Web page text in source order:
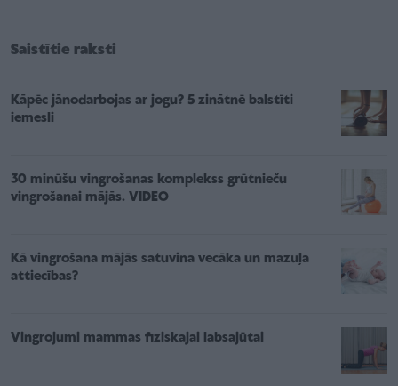
Saistītie raksti
Kāpēc jānodarbojas ar jogu? 5 zinātnē balstīti
iemesli
30 minūšu vingrošanas komplekss grūtnieču
vingrošanai mājās. VIDEO
Kā vingrošana mājās satuvina vecāka un mazuļa
attiecības?
Vingrojumi mammas fiziskajai labsajūtai